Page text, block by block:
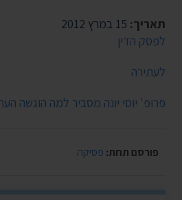
תאריך:
לפסק הדין
לעתירה
פרופ' יוסי יונה מסביר למה הוגשה
פורסם תחת: פסיקה